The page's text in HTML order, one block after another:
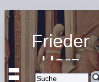
Frieder
Harz